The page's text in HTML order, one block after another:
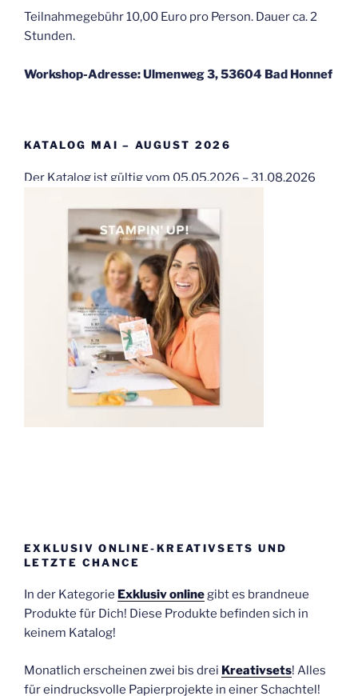
Teilnahmegebühr 10,00 Euro pro Person. Dauer ca. 2
Stunden.
Workshop-Adresse: Ulmenweg 3, 53604 Bad Honnef
KATALOG MAI – AUGUST 2026
Der Katalog ist gültig vom 05.05.2026 – 31.08.2026
EXKLUSIV ONLINE-KREATIVSETS UND
LETZTE CHANCE
In der Kategorie Exklusiv onlinegibt es brandneue
Produkte für Dich! Diese Produkte befinden sich in
keinem Katalog!
Monatlich erscheinen zwei bis drei Kreativsets! Alles
für eindrucksvolle Papierprojekte in einer Schachtel!